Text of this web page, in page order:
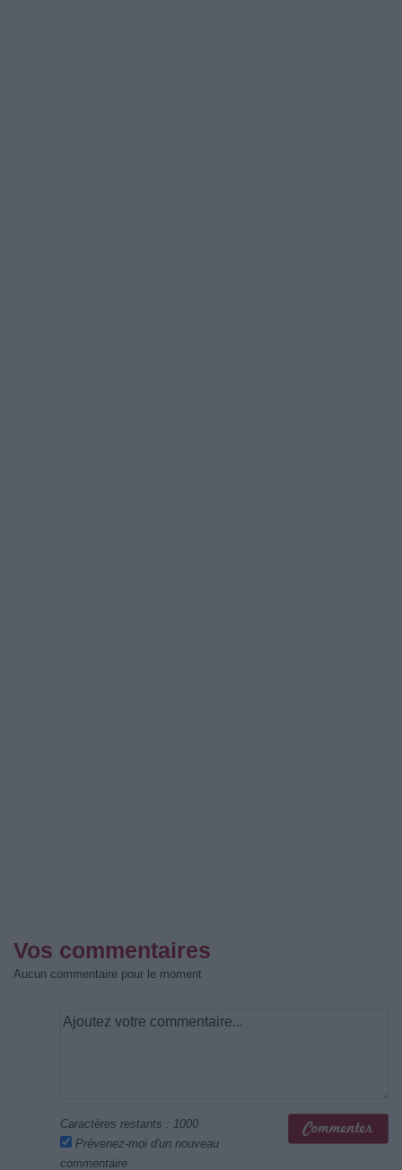
Vos commentaires
Aucun commentaire pour le moment
Caractères restants : 1000
Prévenez-moi d'un nouveau
commentaire